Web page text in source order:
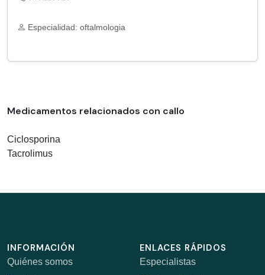
Especialidad: oftalmologia
Medicamentos relacionados con callo
Ciclosporina
Tacrolimus
INFORMACIÓN
Quiénes somos
ENLACES RÁPIDOS
Especialistas